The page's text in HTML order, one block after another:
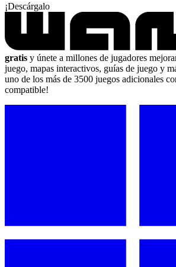
¡Descárgalo
gratis y únete a millones de jugadores
juego, mapas interactivos, guías de juego y
uno de los más de 3500 juegos adicionales
compatible!